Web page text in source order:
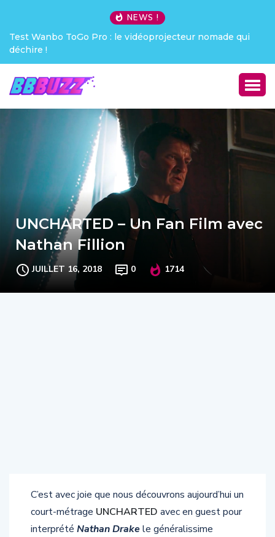
NEWS !
Test Wanbo ToGo Pro : le vidéoprojecteur nomade qui
déchire !
UNCHARTED – Un Fan Film avec
Nathan Fillion
JUILLET 16, 2018 0 1714
C’est avec joie que nous découvrons aujourd’hui un
court-métrage UNCHARTED avec en guest pour
interprété Nathan Drakele généralissime